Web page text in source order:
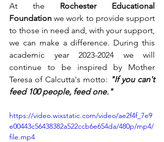
At the Rochester Educational
Foundation we work to provide support
to those in need and, with your support,
we can make a difference. During this
academic year 2023-2024 we will
continue to be inspired by Mother
Teresa of Calcutta's motto: "If you can't
feed 100 people, feed one."
https://video.wixstatic.com/video/ae2f4f_7e9
e00443c56438382a522ccb6e654da/480p/mp4/
file.mp4